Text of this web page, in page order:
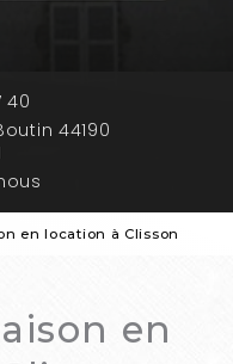
40
44190
en location à Clisson
en